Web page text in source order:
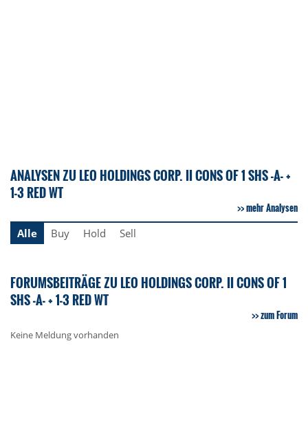
ANALYSEN ZU LEO HOLDINGS CORP. II CONS OF 1 SHS -A- +
1-3 RED WT
mehr Analysen
Alle
Buy Hold Sell
FORUMSBEITRÄGE ZU LEO HOLDINGS CORP. II CONS OF 1
SHS -A- + 1-3 RED WT
zum Forum
Keine Meldung vorhanden